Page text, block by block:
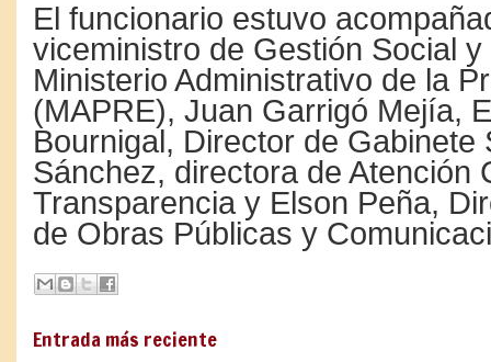
El funcionario estuvo
viceministro de Gestión Social
Ministerio Administrativo de la
(MAPRE), Juan Garrigó Mejía,
Bournigal, Director de Gabinete
Sánchez, directora de Atención
Transparencia y Elson Peña,
de Obras Públicas y
Entrada más reciente